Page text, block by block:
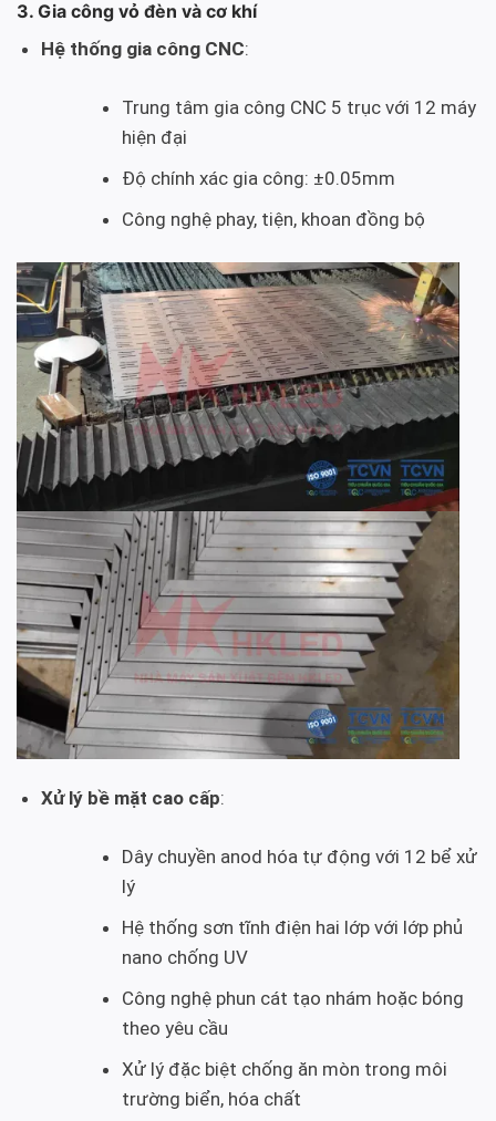
3. Gia công vỏ đèn và cơ khí
Hệ thống gia công CNC:
Trung tâm gia công CNC 5 trục với 12 máy
hiện đại
Độ chính xác gia công: ±0.05mm
Công nghệ phay, tiện, khoan đồng bộ
Xử lý bề mặt cao cấp:
Dây chuyền anod hóa tự động với 12 bể xử
lý
Hệ thống sơn tĩnh điện hai lớp với lớp phủ
nano chống UV
Công nghệ phun cát tạo nhám hoặc bóng
theo yêu cầu
Xử lý đặc biệt chống ăn mòn trong môi
trường biển, hóa chất